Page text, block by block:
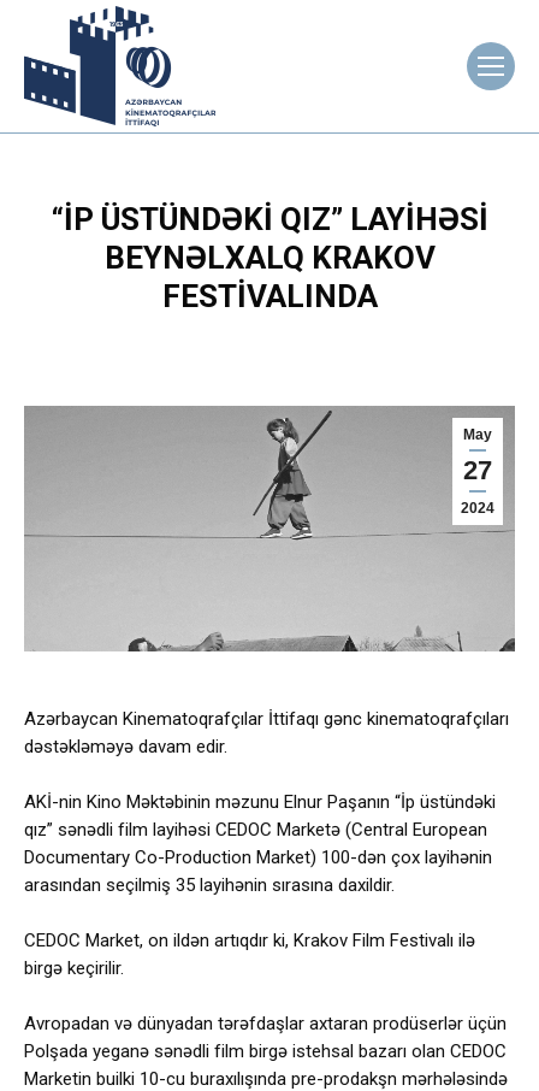
“İP ÜSTÜNDƏKI QIZ” LAYIHƏSI
BEYNƏLXALQ KRAKOV
FESTIVALINDA
May
27
2024
Azərbaycan Kinematoqrafçılar İttifaqı gənc kinematoqrafçıları
dəstəkləməyə davam edir.
AKİ-nin Kino Məktəbinin məzunu Elnur Paşanın “İp üstündəki
qız” sənədli film layihəsi CEDOC Marketə (Central European
Documentary Co-Production Market) 100-dən çox layihənin
arasından seçilmiş 35 layihənin sırasına daxildir.
CEDOC Market, on ildən artıqdır ki, Krakov Film Festivalı ilə
birgə keçirilir.
Avropadan və dünyadan tərəfdaşlar axtaran prodüserlər üçün
Polşada yeganə sənədli film birgə istehsal bazarı olan CEDOC
Marketin builki 10-cu buraxılışında pre-prodakşn mərhələsində